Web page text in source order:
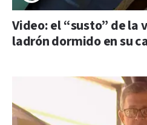
Video: el “susto” de la
ladrón dormido en su